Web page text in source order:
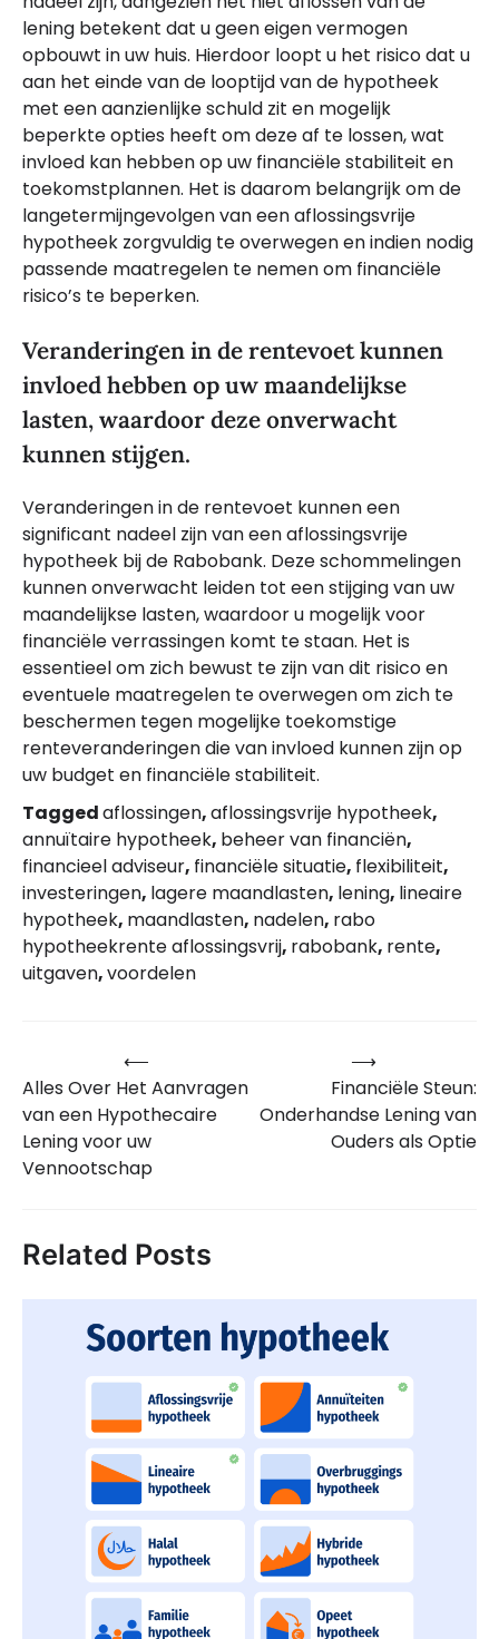
lening betekent dat u geen eigen vermogen
opbouwt in uw huis. Hierdoor loopt u het risico dat u
aan het einde van de looptijd van de hypotheek
met een aanzienlijke schuld zit en mogelijk
beperkte opties heeft om deze af te lossen, wat
invloed kan hebben op uw financiële stabiliteit en
toekomstplannen. Het is daarom belangrijk om de
langetermijngevolgen van een aflossingsvrije
hypotheek zorgvuldig te overwegen en indien nodig
passende maatregelen te nemen om financiële
risico’s te beperken.
Veranderingen in de rentevoet kunnen
invloed hebben op uw maandelijkse
lasten, waardoor deze onverwacht
kunnen stijgen.
Veranderingen in de rentevoet kunnen een
significant nadeel zijn van een aflossingsvrije
hypotheek bij de Rabobank. Deze schommelingen
kunnen onverwacht leiden tot een stijging van uw
maandelijkse lasten, waardoor u mogelijk voor
financiële verrassingen komt te staan. Het is
essentieel om zich bewust te zijn van dit risico en
eventuele maatregelen te overwegen om zich te
beschermen tegen mogelijke toekomstige
renteveranderingen die van invloed kunnen zijn op
uw budget en financiële stabiliteit.
Taggedaflossingen,aflossingsvrije hypotheek,
annuïtaire hypotheek, beheer van financiën,
financieel adviseur, financiële situatie, flexibiliteit,
investeringen, lagere maandlasten, lening, lineaire
hypotheek, maandlasten, nadelen, rabo
hypotheekrente aflossingsvrij, rabobank, rente,
uitgaven,voordelen
navigatie
⟵
Alles Over Het Aanvragen
van een Hypothecaire
Lening voor uw
Vennootschap
Financiële Steun:
Onderhandse Lening van
Ouders als Optie
⟶
Related Posts